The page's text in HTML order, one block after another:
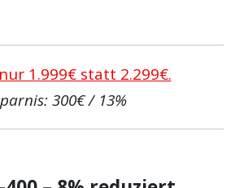
1.999€ statt 2.299€.
300€ / 13%